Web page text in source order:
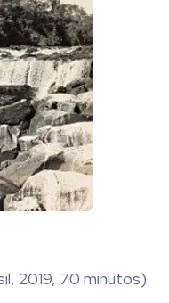
2019, 70 minutos)